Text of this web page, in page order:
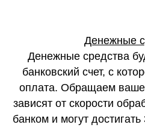
Денежные
Денежные средства
банковский счет, с
оплата. Обращаем ваше
зависят от скорости
банком и могут